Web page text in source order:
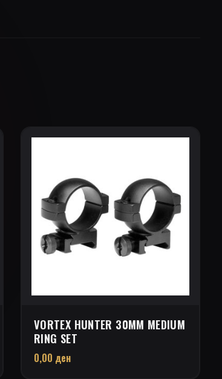
VORTEX HUNTER 30MM MEDIUM
RING SET
0,00 ден